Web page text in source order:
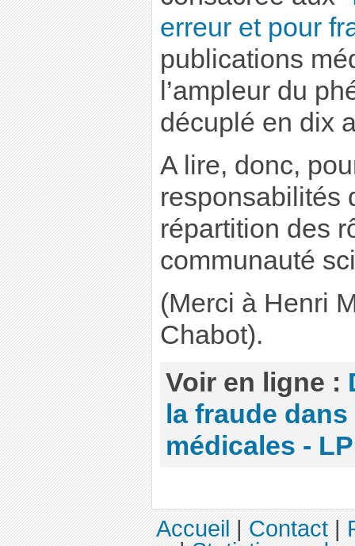
erreur et pour
publications
l’ampleur du
décuplé en dix
A lire, donc,
responsabilités
répartition des
communauté
(Merci à Henri
Chabot).
Voir en ligne :
la fraude
médicales -
Accueil|Contact|